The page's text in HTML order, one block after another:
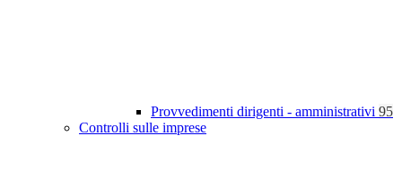
Provvedimenti dirigenti - amministrativi 95
Controlli sulle imprese